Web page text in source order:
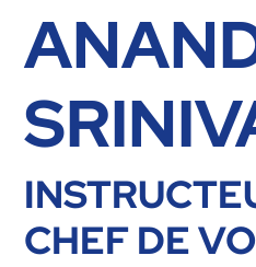
CHEF DE